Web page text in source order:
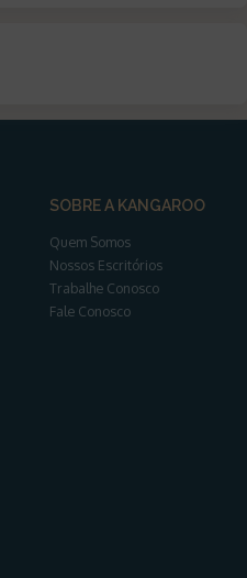
SOBRE A KANGAROO
Quem Somos
Nossos Escritórios
Trabalhe Conosco
Fale Conosco